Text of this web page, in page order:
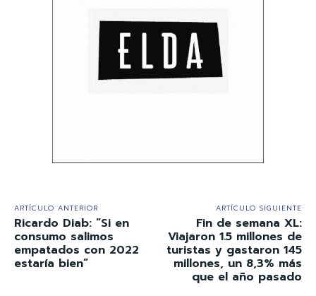
ARTÍCULO ANTERIOR
Ricardo Diab: “Si en
consumo salimos
empatados con 2022
estaría bien”
ARTÍCULO SIGUIENTE
Fin de semana XL:
Viajaron 1.5 millones de
turistas y gastaron 145
millones, un 8,3% más
que el año pasado